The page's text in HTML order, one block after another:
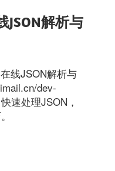
JSON解析与
线JSON解析与
dev-
速处理JSON，